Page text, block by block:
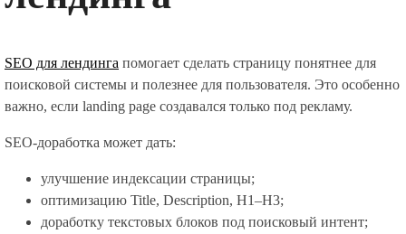
SEO для лендинга помогает сделать страницу понятнее для
поисковой системы и полезнее для пользователя. Это особенно
важно, если landing page создавался только под рекламу.
SEO-доработка может дать:
улучшение индексации страницы;
оптимизацию Title, Description, H1–H3;
доработку текстовых блоков под поисковый интент;